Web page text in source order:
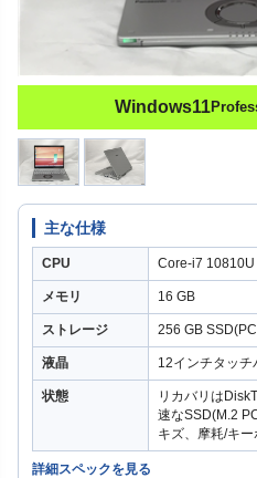
Windows11
主な仕様
CPU Core-i7 10810U
メモリ 16 GB
ストレージ 256 GB
液晶 12インチタッ
状態
リカバリは
速なSSD(M.2
キズ、摩耗/キ
詳細スペックを見る